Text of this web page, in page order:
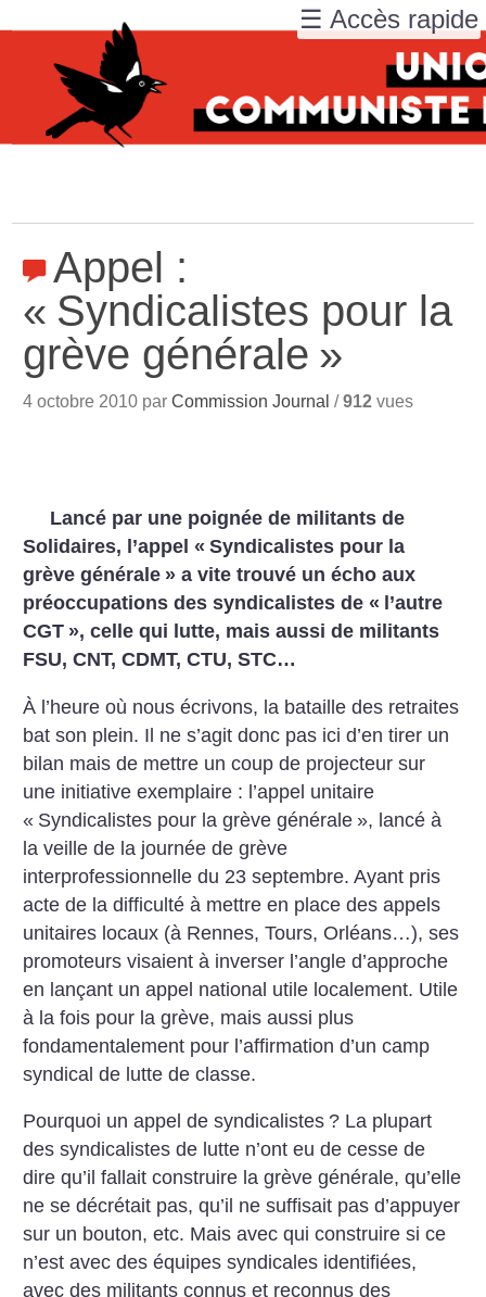
Appel :
« Syndicalistes pour la
grève générale »
4 octobre 2010 parCommission Journal /912 vues
Lancé par une poignée de militants de
Solidaires, l’appel « Syndicalistes pour la
grève générale » a vite trouvé un écho aux
préoccupations des syndicalistes de « l’autre
CGT », celle qui lutte, mais aussi de militants
FSU, CNT, CDMT, CTU, STC…
À l’heure où nous écrivons, la bataille des retraites
bat son plein. Il ne s’agit donc pas ici d’en tirer un
bilan mais de mettre un coup de projecteur sur
une initiative exemplaire : l’appel unitaire
« Syndicalistes pour la grève générale », lancé à
la veille de la journée de grève
interprofessionnelle du 23 septembre. Ayant pris
acte de la difficulté à mettre en place des appels
unitaires locaux (à Rennes, Tours, Orléans…), ses
promoteurs visaient à inverser l’angle d’approche
en lançant un appel national utile localement. Utile
à la fois pour la grève, mais aussi plus
fondamentalement pour l’affirmation d’un camp
syndical de lutte de classe.
Pourquoi un appel de syndicalistes ? La plupart
des syndicalistes de lutte n’ont eu de cesse de
dire qu’il fallait construire la grève générale, qu’elle
ne se décrétait pas, qu’il ne suffisait pas d’appuyer
sur un bouton, etc. Mais avec qui construire si ce
n’est avec des équipes syndicales identifiées,
avec des militants connus et reconnus des
☰ Accès rapide